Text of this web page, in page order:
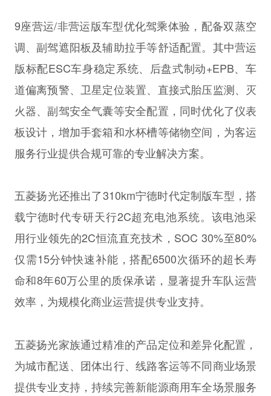
9座营运/非营运版车型优化驾乘体验，配备双蒸空
调、副驾遮阳板及辅助拉手等舒适配置。其中营运
版标配ESC车身稳定系统、后盘式制动+EPB、车
道偏离预警、卫星定位装置、直接式胎压监测、灭
火器、副驾安全气囊等安全配置，同时优化了仪表
板设计，增加手套箱和水杯槽等储物空间，为客运
服务行业提供合规可靠的专业解决方案。
五菱扬光还推出了310km宁德时代定制版车型，搭
载宁德时代专研天行2C超充电池系统。该电池采
用行业领先的2C恒流直充技术，SOC 30%至80%
仅需15分钟快速补能，搭配6500次循环的超长寿
命和8年60万公里的质保承诺，显著提升车队运营
效率，为规模化商业运营提供专业支持。
五菱扬光家族通过精准的产品定位和差异化配置，
为城市配送、团体出行、线路客运等不同商业场景
提供专业支持，持续完善新能源商用车全场景服务